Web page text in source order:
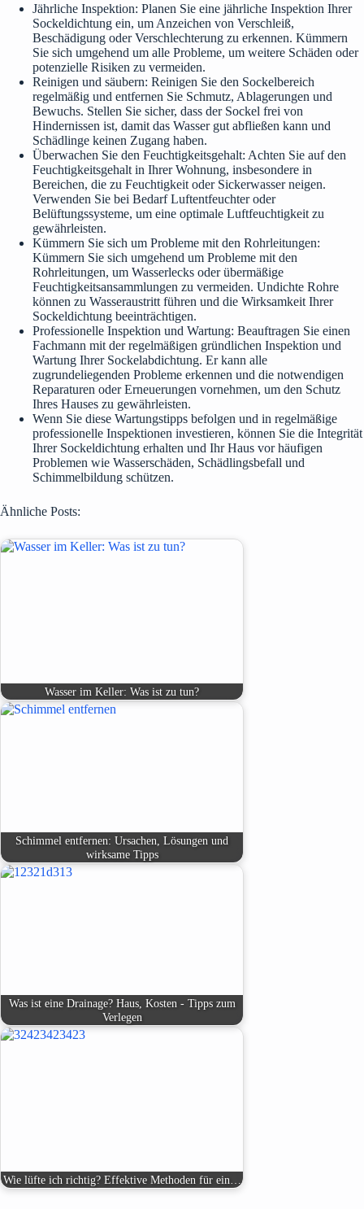
Jährliche Inspektion: Planen Sie eine jährliche Inspektion Ihrer
Sockeldichtung ein, um Anzeichen von Verschleiß,
Beschädigung oder Verschlechterung zu erkennen. Kümmern
Sie sich umgehend um alle Probleme, um weitere Schäden oder
potenzielle Risiken zu vermeiden.
Reinigen und säubern: Reinigen Sie den Sockelbereich
regelmäßig und entfernen Sie Schmutz, Ablagerungen und
Bewuchs. Stellen Sie sicher, dass der Sockel frei von
Hindernissen ist, damit das Wasser gut abfließen kann und
Schädlinge keinen Zugang haben.
Überwachen Sie den Feuchtigkeitsgehalt: Achten Sie auf den
Feuchtigkeitsgehalt in Ihrer Wohnung, insbesondere in
Bereichen, die zu Feuchtigkeit oder Sickerwasser neigen.
Verwenden Sie bei Bedarf Luftentfeuchter oder
Belüftungssysteme, um eine optimale Luftfeuchtigkeit zu
gewährleisten.
Kümmern Sie sich um Probleme mit den Rohrleitungen:
Kümmern Sie sich umgehend um Probleme mit den
Rohrleitungen, um Wasserlecks oder übermäßige
Feuchtigkeitsansammlungen zu vermeiden. Undichte Rohre
können zu Wasseraustritt führen und die Wirksamkeit Ihrer
Sockeldichtung beeinträchtigen.
Professionelle Inspektion und Wartung: Beauftragen Sie einen
Fachmann mit der regelmäßigen gründlichen Inspektion und
Wartung Ihrer Sockelabdichtung. Er kann alle
zugrundeliegenden Probleme erkennen und die notwendigen
Reparaturen oder Erneuerungen vornehmen, um den Schutz
Ihres Hauses zu gewährleisten.
Wenn Sie diese Wartungstipps befolgen und in regelmäßige
professionelle Inspektionen investieren, können Sie die Integrität
Ihrer Sockeldichtung erhalten und Ihr Haus vor häufigen
Problemen wie Wasserschäden, Schädlingsbefall und
Schimmelbildung schützen.
Ähnliche Posts:
Wasser im Keller: Was ist zu tun?
Schimmel entfernen: Ursachen, Lösungen und
wirksame Tipps
Was ist eine Drainage? Haus, Kosten - Tipps zum
Verlegen
Wie lüfte ich richtig? Effektive Methoden für ein…